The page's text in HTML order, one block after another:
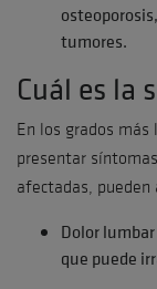
tumores.
Cuál es la
En los grados
presentar
afectadas,
Dolor
que puede